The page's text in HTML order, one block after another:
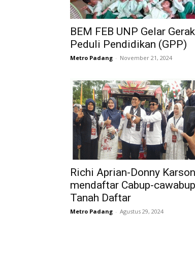
BEM FEB UNP Gelar
Peduli Pendidikan (GPP)
Metro Padang - November 21, 2024
Richi Aprian-Donny
mendaftar Cabup-
Tanah Daftar
Metro Padang - Agustus 29, 2024